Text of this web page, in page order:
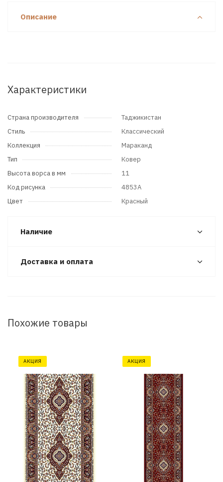
Описание
Характеристики
Страна производителя
Таджикистан
Стиль
Классический
Коллекция
Мараканд
Тип
Ковер
Высота ворса в мм
11
Код рисунка
4853A
Цвет
Красный
Наличие
Доставка и оплата
Похожие товары
АКЦИЯ АКЦИЯ